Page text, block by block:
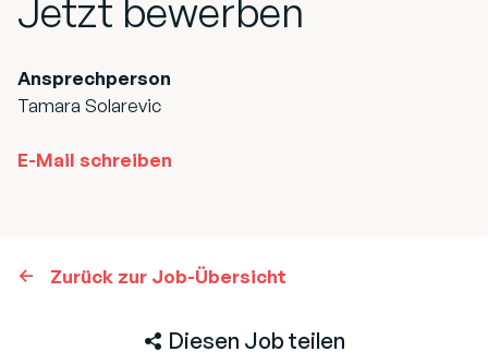
Jetzt bewerben
Ansprechperson
Tamara Solarevic
E-Mail schreiben
Zurück zur Job-Übersicht
Diesen Job teilen